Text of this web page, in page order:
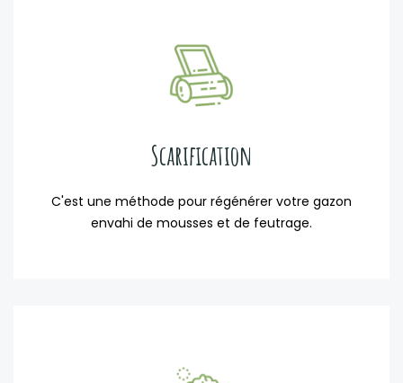
Scarification
C'est une méthode pour régénérer votre gazon
envahi de mousses et de feutrage.